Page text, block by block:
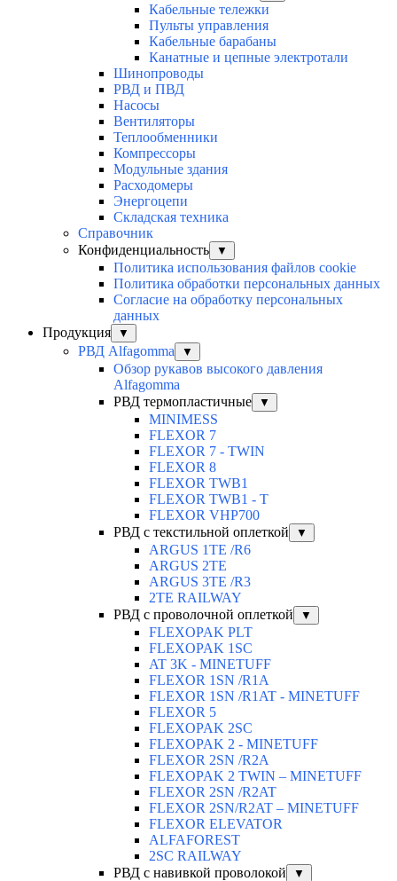
Кабельные тележки
Пульты управления
Кабельные барабаны
Канатные и цепные электротали
Шинопроводы
РВД и ПВД
Насосы
Вентиляторы
Теплообменники
Компрессоры
Модульные здания
Расходомеры
Энергоцепи
Складская техника
Справочник
Конфиденциальность
▼
Политика использования файлов cookie
Политика обработки персональных данных
Согласие на обработку персональных
данных
Продукция
▼
РВД Alfagomma ▼
Обзор рукавов высокого давления
Alfagomma
РВД термопластичные
▼
MINIMESS
FLEXOR 7
FLEXOR 7 - TWIN
FLEXOR 8
FLEXOR TWB1
FLEXOR TWB1 - T
FLEXOR VHP700
РВД с текстильной оплеткой
▼
ARGUS 1TE /R6
ARGUS 2TЕ
ARGUS 3TE /R3
2TE RAILWAY
РВД с проволочной оплеткой
▼
FLEXOPAK PLT
FLEXOPAK 1SС
AT 3K - MINETUFF
FLEXOR 1SN /R1A
FLEXOR 1SN /R1AT - MINETUFF
FLEXOR 5
FLEXOPAK 2SС
FLEXOPAK 2 - MINETUFF
FLEXOR 2SN /R2A
FLEXOPAK 2 TWIN – MINETUFF
FLEXOR 2SN /R2AT
FLEXOR 2SN/R2AT – MINETUFF
FLEXOR ELEVATOR
ALFAFOREST
2SC RAILWAY
РВД с навивкой проволокой
▼